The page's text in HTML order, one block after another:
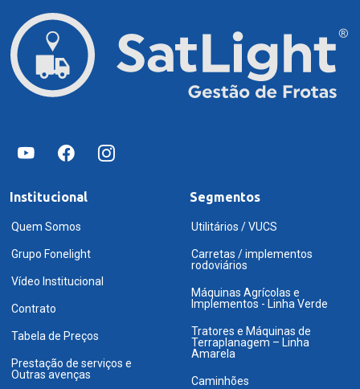
Institucional
Quem Somos
Grupo Fonelight
Vídeo Institucional
Contrato
Tabela de Preços
Prestação de serviços e
Outras avenças
Segmentos
Utilitários / VUCS
Carretas / implementos
rodoviários
Máquinas Agrícolas e
Implementos - Linha Verde
Tratores e Máquinas de
Terraplanagem – Linha
Amarela
Caminhões